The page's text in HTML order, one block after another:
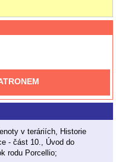
v teráriích, Historie
- část 10., Úvod do
rodu Porcellio;